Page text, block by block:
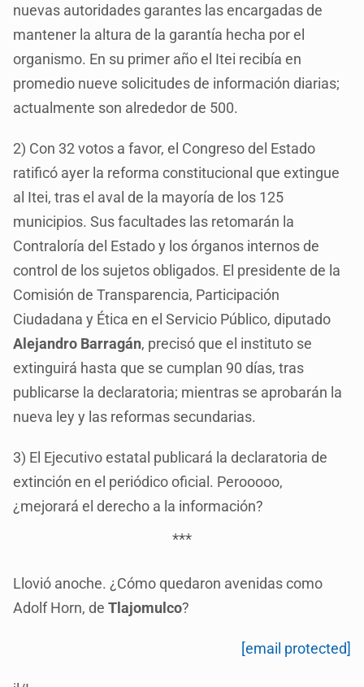
nuevas autoridades garantes las encargadas de
mantener la altura de la garantía hecha por el
organismo. En su primer año el Itei recibía en
promedio nueve solicitudes de información diarias;
actualmente son alrededor de 500.
2) Con 32 votos a favor, el Congreso del Estado
ratificó ayer la reforma constitucional que extingue
al Itei, tras el aval de la mayoría de los 125
municipios. Sus facultades las retomarán la
Contraloría del Estado y los órganos internos de
control de los sujetos obligados. El presidente de la
Comisión de Transparencia, Participación
Ciudadana y Ética en el Servicio Público, diputado
Alejandro Barragán, precisó que el instituto se
extinguirá hasta que se cumplan 90 días, tras
publicarse la declaratoria; mientras se aprobarán la
nueva ley y las reformas secundarias.
3) El Ejecutivo estatal publicará la declaratoria de
extinción en el periódico oficial. Perooooo,
¿mejorará el derecho a la información?
***
Llovió anoche. ¿Cómo quedaron avenidas como
Adolf Horn, deTlajomulco?
[email protected]